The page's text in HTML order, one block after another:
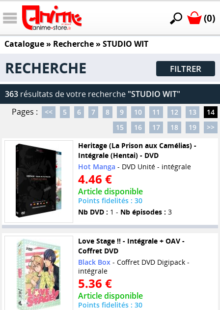
(0)
Catalogue» Recherche » STUDIO WIT
RECHERCHE FILTRER
363 résultats de votre recherche "STUDIO WIT"
Pages :
<< 5 6 7 8 9 10 11 12 13
14
15
16 17 18 19
>>
Heritage (La Prison aux Camélias) -
Intégrale (Hentai) - DVD
Hot Manga - DVD Unité - intégrale
4.46 €
Article disponible
Points fidelités : 30
Nb DVD : 1 - Nb épisodes : 3
Love Stage !! - Intégrale + OAV -
Coffret DVD
Black Box - Coffret DVD Digipack -
intégrale
5.36 €
Article disponible
Points fidelités : 30